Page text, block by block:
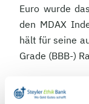
Euro wurde
den MDAX
hält für seine
Grade (BBB-)
Generell